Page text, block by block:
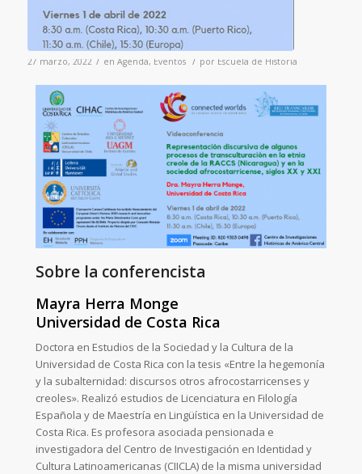
27 marzo, 2022 / en Agenda, Eventos / por Escuela de Historia
Sobre la conferencista
Mayra Herra Monge
Universidad de Costa Rica
Doctora en Estudios de la Sociedad y la Cultura de la
Universidad de Costa Rica con la tesis «Entre la hegemonía
y la subalternidad: discursos otros afrocostarricenses y
creoles». Realizó estudios de Licenciatura en Filología
Española y de Maestría en Lingüística en la Universidad de
Costa Rica. Es profesora asociada pensionada e
investigadora del Centro de Investigación en Identidad y
Cultura Latinoamericanas (CIICLA) de la misma universidad